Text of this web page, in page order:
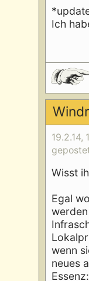
Ich
19.2.14,
Wisst
Egal
wenn
neues
Essenz: